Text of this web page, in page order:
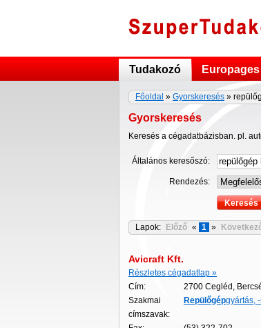
Tudakozó Europages
Főoldal » Gyorskeresés »
Gyorskeresés
Keresés a cégadatbázisban. pl.
Általános keresőszó:
Rendezés:
Lapok: Előző « 1 »
Avicraft Kft.
Részletes cégadatlap »
Cím:
2700 Cegléd,
Szakmai
címszavak:
Repülőgépgyártás,